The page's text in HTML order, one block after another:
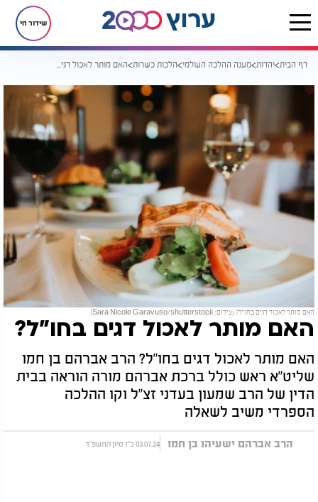
שידור חי
דף הבית יהדות מענה ההלכה העולמי הלכות כשרות האם מותר לאכול דגים בחו"ל?
האם מותר לאכול דגים בחו"ל? (צילום: Sara Nicole Garavuso/shutterstock)
האם מותר לאכול דגים בחו"ל?
האם מותר לאכול דגים בחו"ל? הרב אברהם בן חמו
שליט"א ראש כולל ברכת אברהם מורה הוראה בבית
הדין של הרב שמעון בעדני זצ"ל וקו ההלכה
הספרדי משיב לשאלה
הרב אברהם ישעיהו בן חמו 03.07.24 כ"ז סיון התשפ"ד